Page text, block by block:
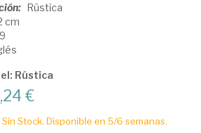
Rústica
cm
Rústica
€
Sin Stock. Disponible en 5/6 semanas.